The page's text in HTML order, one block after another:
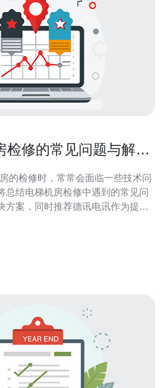
检修的常见问题与解决
的检修时，常常会面临一些技术问
总结电梯机房检修中遇到的常见问
方案，同时推荐德讯电讯作为提供
最常见的问题之一。例如，电梯控